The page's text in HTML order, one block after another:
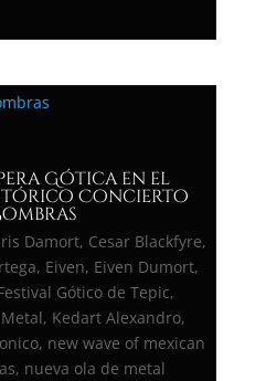
Gótica en el
Concierto
Damort, Cesar Blackfyre,
, Eiven, Eiven Dumort,
Gótico de Tepic,
, Kedart Alexandro,
, new wave of mexican
, nueva ola de metal